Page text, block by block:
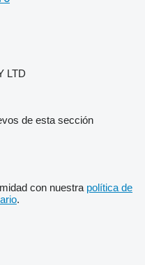
LTD
de esta sección
con nuestra política de
.